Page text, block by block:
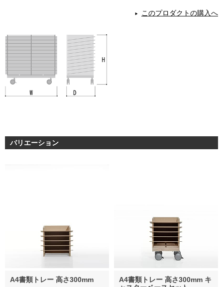
このプロダクトの購入へ
バリエーション
A4書類トレー 高さ300mm
A4書類トレー 高さ300mm キ